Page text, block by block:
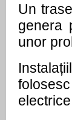
Un
genera
unor